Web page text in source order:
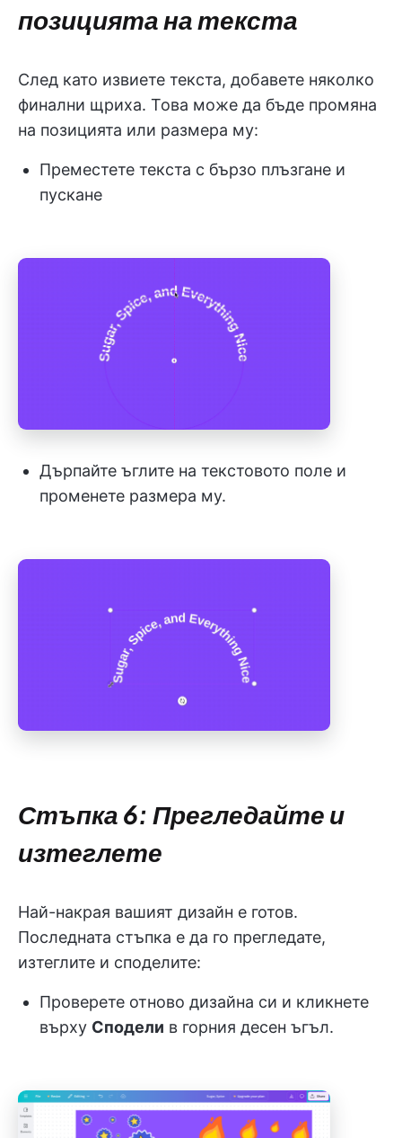
позицията на текста
След като извиете текста, добавете няколко
финални щриха. Това може да бъде промяна
на позицията или размера му:
Преместете текста с бързо плъзгане и
пускане
Дърпайте ъглите на текстовото поле и
променете размера му.
Стъпка 6: Прегледайте и
изтеглете
Най-накрая вашият дизайн е готов.
Последната стъпка е да го прегледате,
изтеглите и споделите:
Проверете отново дизайна си и кликнете
върху Сподели в горния десен ъгъл.